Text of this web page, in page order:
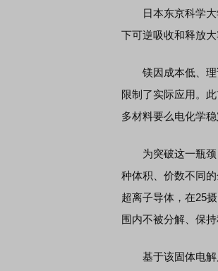
日本东京科学大
下可逆吸收和释放
镁因成本低、理论
限制了实际应用。
多材料要么电化学
为突破这一瓶颈
种体积、价数不同
超离子导体，在25
围内不被分解、保
基于该固体电解